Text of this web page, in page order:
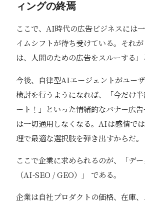
ィングの終焉
ここで、AI時代の広告ビジネスには
イムシフトが待ち受けている。それ
は、人間のための広告をスルーする」
今後、自律型AIエージェントがユー
検討を行うようになれば、「今だけ
ート！」といった情緒的なバナー広
は一切通用しなくなる。AIは感情で
理で最適な選択肢を弾き出すからだ。
ここで企業に求められるのが、「デ
（AI-SEO / GEO）」 である。
企業は自社プロダクトの価格、在庫